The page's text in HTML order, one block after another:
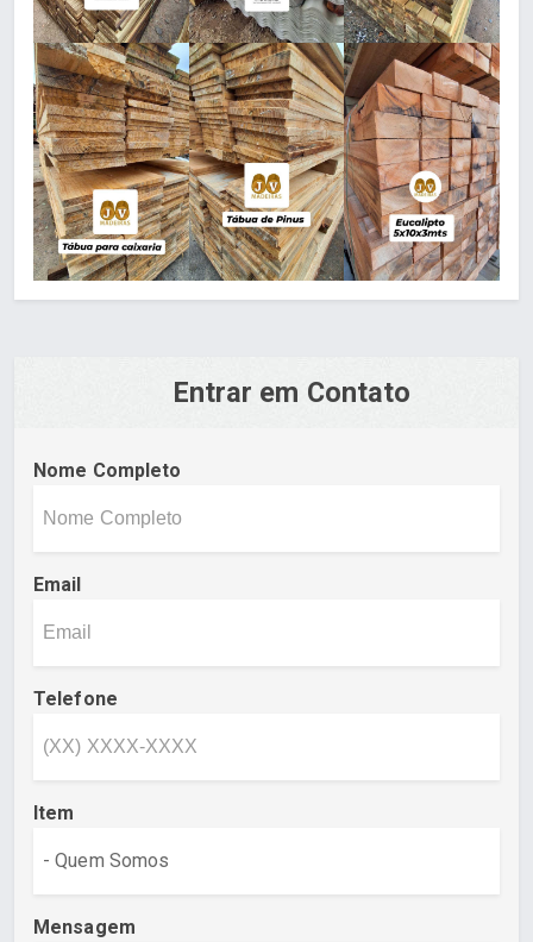
Entrar em Contato
Nome Completo
Email
Telefone
Item
Mensagem